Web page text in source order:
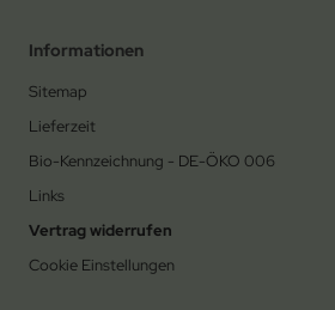
Informationen
Sitemap
Lieferzeit
Bio-Kennzeichnung - DE-ÖKO 006
Links
Vertrag widerrufen
Cookie Einstellungen